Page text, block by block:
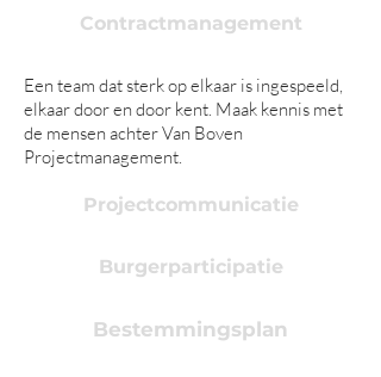
Contractmanagement
Een team dat sterk op elkaar is ingespeeld,
elkaar door en door kent. Maak kennis met
de mensen achter Van Boven
Projectmanagement.
Projectcommunicatie
Burgerparticipatie
Bestemmingsplan